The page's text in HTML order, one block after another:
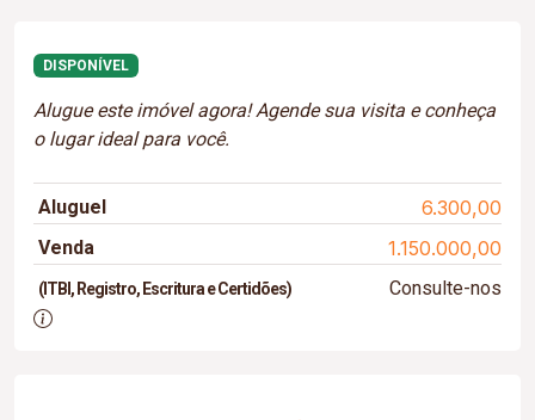
DISPONÍVEL
Alugue este imóvel agora! Agende sua visita e conheça
o lugar ideal para você.
Aluguel 6.300,00
Venda 1.150.000,00
(ITBI, Registro, Escritura e Certidões) Consulte-nos